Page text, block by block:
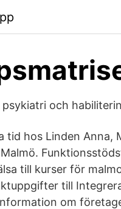
och
tid hos Linden Anna,
till kurser för
till
om